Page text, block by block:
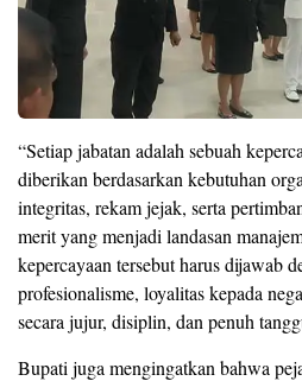
“Setiap jabatan adalah sebuah
diberikan berdasarkan kebutuhan
integritas, rekam jejak, serta
merit yang menjadi landasan
kepercayaan tersebut harus dijawab
profesionalisme, loyalitas kepada
secara jujur, disiplin, dan penuh
Bupati juga mengingatkan bahwa